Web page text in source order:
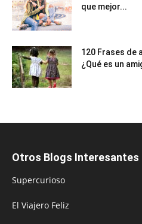
que mejor...
120 Frases de
¿Qué es un
Otros Blogs Interesantes
Supercurioso
El Viajero Feliz